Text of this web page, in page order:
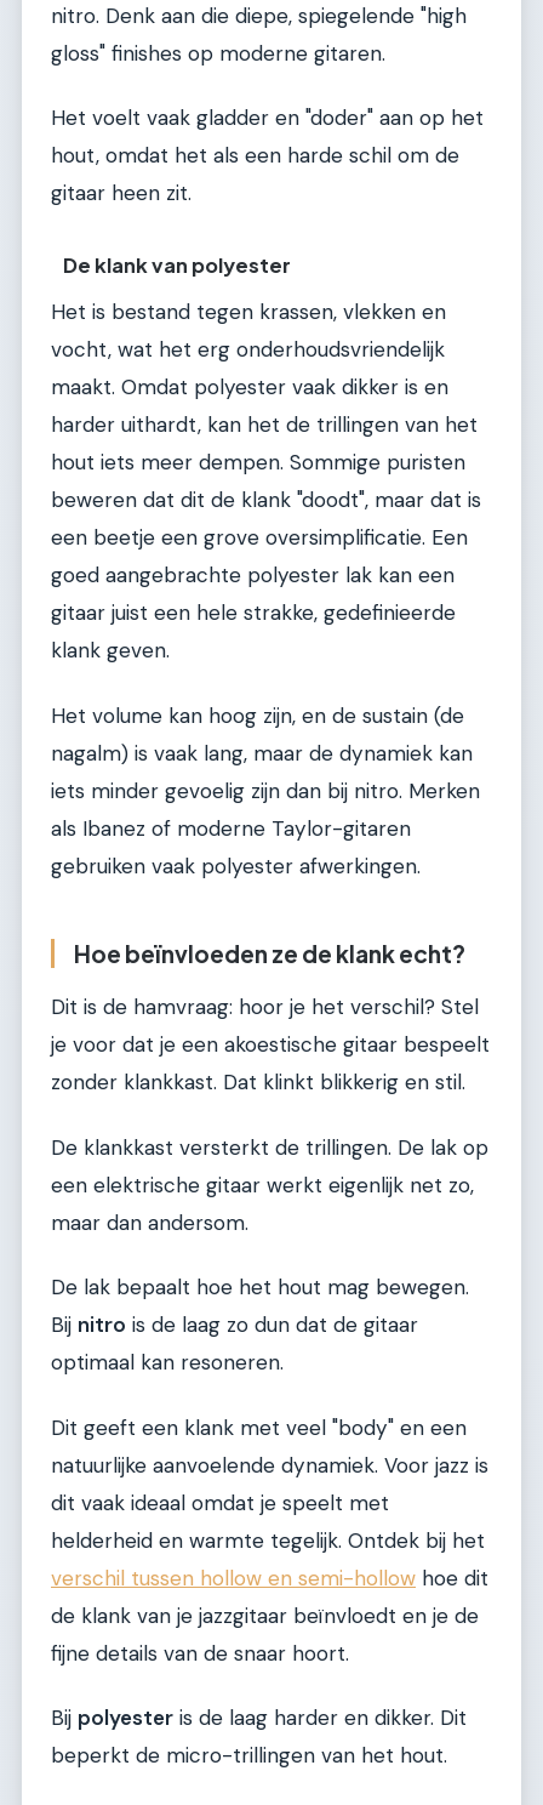
nitro. Denk aan die diepe, spiegelende "high
gloss" finishes op moderne gitaren.
Het voelt vaak gladder en "doder" aan op het
hout, omdat het als een harde schil om de
gitaar heen zit.
De klank van polyester
Het is bestand tegen krassen, vlekken en
vocht, wat het erg onderhoudsvriendelijk
maakt. Omdat polyester vaak dikker is en
harder uithardt, kan het de trillingen van het
hout iets meer dempen. Sommige puristen
beweren dat dit de klank "doodt", maar dat is
een beetje een grove oversimplificatie. Een
goed aangebrachte polyester lak kan een
gitaar juist een hele strakke, gedefinieerde
klank geven.
Het volume kan hoog zijn, en de sustain (de
nagalm) is vaak lang, maar de dynamiek kan
iets minder gevoelig zijn dan bij nitro. Merken
als Ibanez of moderne Taylor-gitaren
gebruiken vaak polyester afwerkingen.
Hoe beïnvloeden ze de klank echt?
Dit is de hamvraag: hoor je het verschil? Stel
je voor dat je een akoestische gitaar bespeelt
zonder klankkast. Dat klinkt blikkerig en stil.
De klankkast versterkt de trillingen. De lak op
een elektrische gitaar werkt eigenlijk net zo,
maar dan andersom.
De lak bepaalt hoe het hout mag bewegen.
Bij nitro is de laag zo dun dat de gitaar
optimaal kan resoneren.
Dit geeft een klank met veel "body" en een
natuurlijke aanvoelende dynamiek. Voor jazz is
dit vaak ideaal omdat je speelt met
helderheid en warmte tegelijk. Ontdek bij het
verschil tussen hollow en semi-hollow hoe dit
de klank van je jazzgitaar beïnvloedt en je de
fijne details van de snaar hoort.
Bij polyester is de laag harder en dikker. Dit
beperkt de micro-trillingen van het hout.